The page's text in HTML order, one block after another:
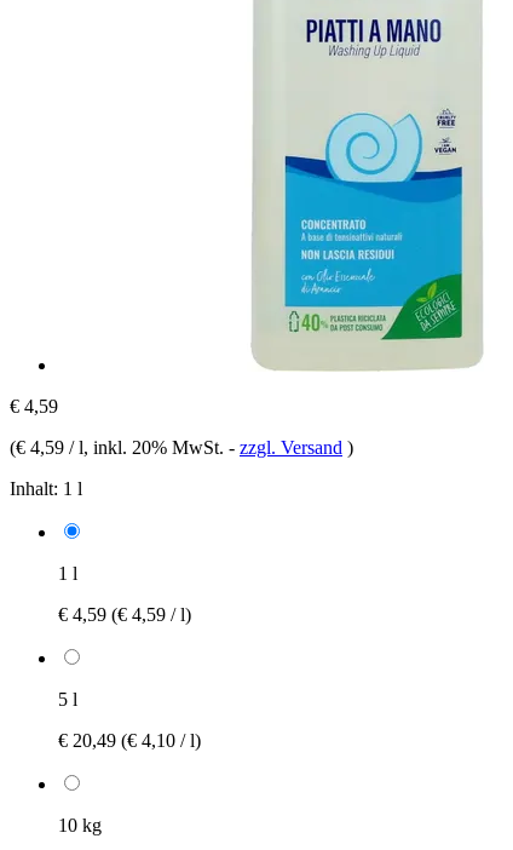
€ 4,59
(€ 4,59 / l, inkl. 20% MwSt. - zzgl. Versand )
Inhalt: 1 l
1 l
€ 4,59 (€ 4,59 / l)
5 l
€ 20,49 (€ 4,10 / l)
10 kg